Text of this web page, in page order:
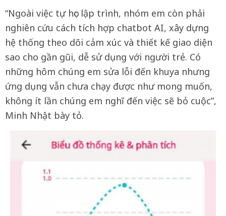
“Ngoài việc tự học lập trình, nhóm em còn phải
nghiên cứu cách tích hợp chatbot AI, xây dựng
hệ thống theo dõi cảm xúc và thiết kế giao diện
sao cho gần gũi, dễ sử dụng với người trẻ. Có
những hôm chúng em sửa lỗi đến khuya nhưng
ứng dụng vẫn chưa chạy được như mong muốn,
không ít lần chúng em nghĩ đến việc sẽ bỏ cuộc”,
Minh Nhật bày tỏ.